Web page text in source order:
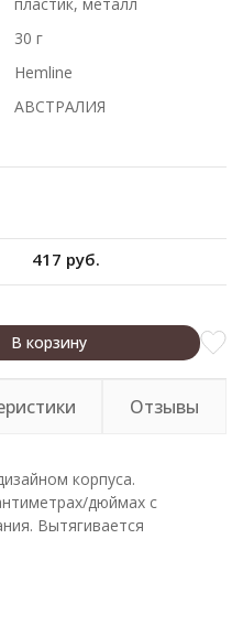
30 г
Hemline
АВСТРАЛИЯ
417 руб.
В корзину
Отзывы
корпуса.
дюймах с
Вытягивается